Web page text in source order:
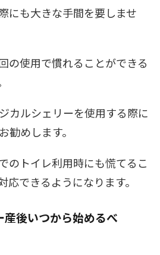
にも大きな手間を要しませ
の使用で慣れることができる
カルシェリーを使用する際に
勧めします。
のトイレ利用時にも慌てるこ
応できるようになります。
後いつから始めるべ